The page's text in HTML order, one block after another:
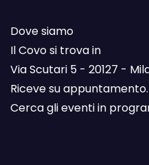
Dove siamo
Il Covo si trova in
Via Scutari 5 - 20127 -
Riceve su appuntamento.
Cerca gli eventi in